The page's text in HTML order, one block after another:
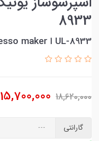
8933
UL-8933 ا unique life Espresso maker
18,620,000
15,700,000
گارانتی